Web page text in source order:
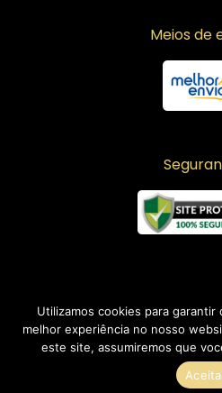
Meios de
Copyright © 2026 Laise Moda
JK
Utilizamos cookies para
melhor experiência no nosso
este site, assumiremos que